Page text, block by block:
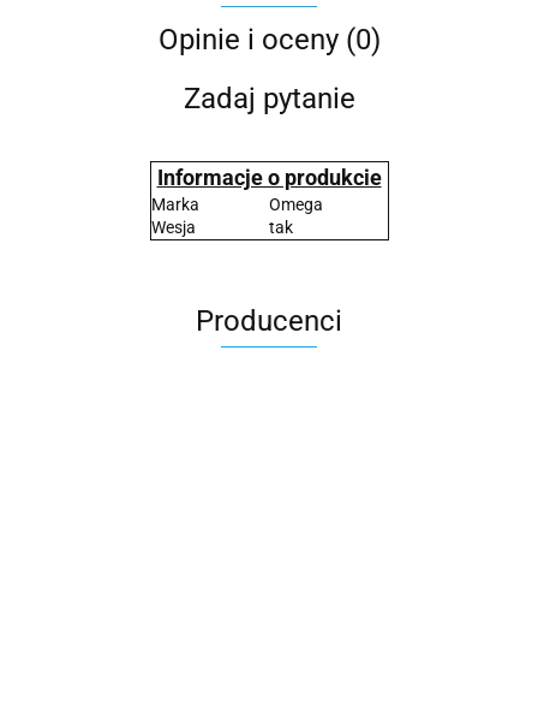
Opinie i oceny (0)
Zadaj pytanie
Informacje o produkcie
Marka
Omega
Wesja
tak
Producenci